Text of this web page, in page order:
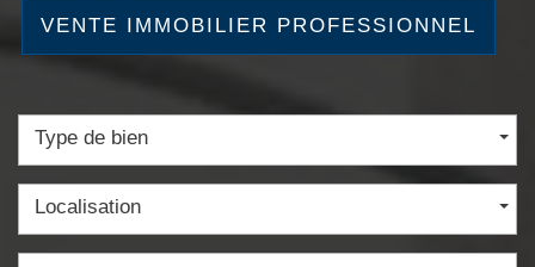
VENTE IMMOBILIER PROFESSIONNEL
Type de bien
Localisation